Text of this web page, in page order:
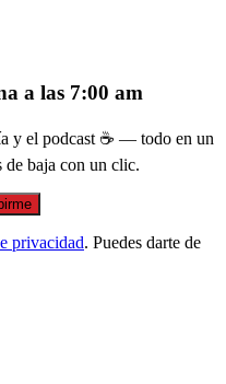
a las 7:00 am
y el podcast ☕ — todo en un
de baja con un clic.
privacidad. Puedes darte de